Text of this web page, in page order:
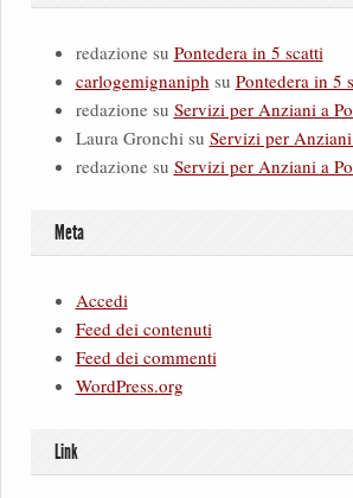
redazionesu Pontedera in 5 scatti
carlogemignaniph su Pontedera in 5
redazionesu Servizi per Anziani a
Laura Gronchisu Servizi per
redazionesu Servizi per Anziani a
Meta
Accedi
Feed dei contenuti
Feed dei commenti
WordPress.org
Link